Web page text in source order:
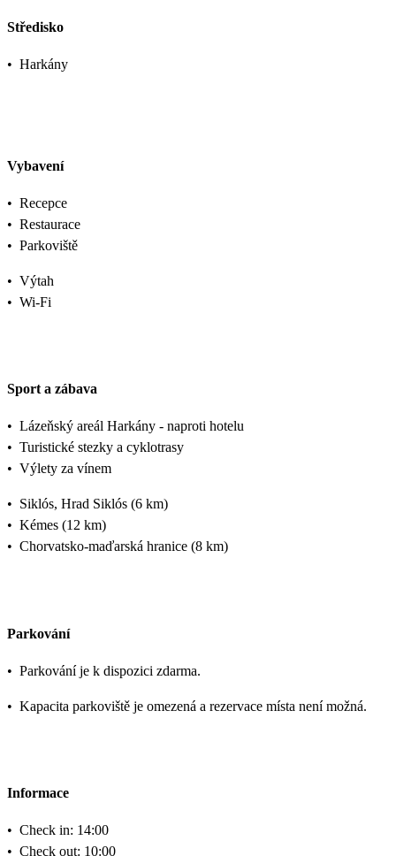
Středisko
• Harkány
Vybavení
• Recepce
• Restaurace
• Parkoviště
• Výtah
• Wi-Fi
Sport a zábava
• Lázeňský areál Harkány - naproti hotelu
• Turistické stezky a cyklotrasy
• Výlety za vínem
• Siklós, Hrad Siklós (6 km)
• Kémes (12 km)
• Chorvatsko-maďarská hranice (8 km)
Parkování
• Parkování je k dispozici zdarma.
• Kapacita parkoviště je omezená a rezervace místa není možná.
Informace
• Check in: 14:00
• Check out: 10:00